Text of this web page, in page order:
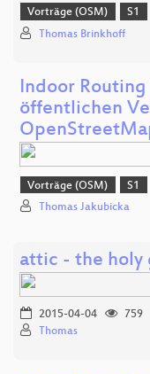
Vorträge (OSM) S1
Thomas Brinkhoff
Indoor
öffentlichen
Vorträge (OSM) S1
Thomas Jakubicka
attic - the holy
2015-04-04
759
Thomas